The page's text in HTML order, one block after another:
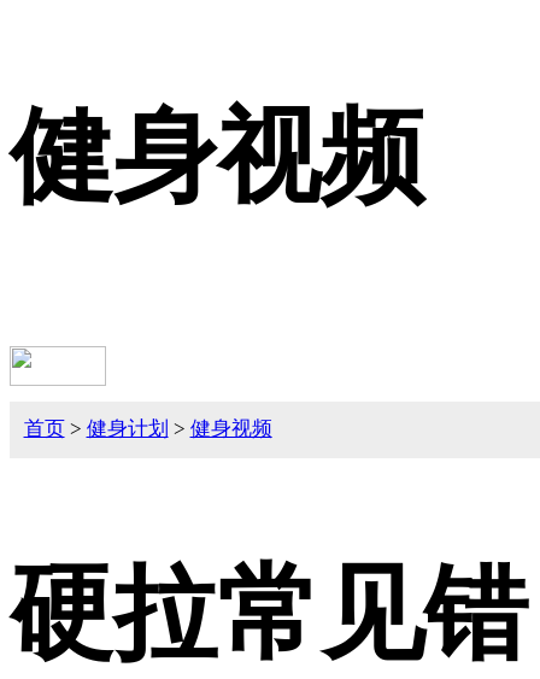
健身视频
首页 > 健身计划 > 健身视频
硬拉常见错